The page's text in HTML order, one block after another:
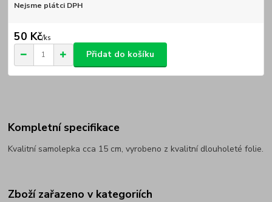
Nejsme plátci DPH
50 Kč/ks
Přidat do košíku
Kompletní specifikace
Kvalitní samolepka cca 15 cm, vyrobeno z kvalitní dlouholeté folie.
Zboží zařazeno v kategoriích